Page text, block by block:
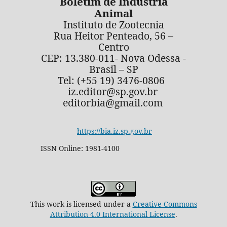
Animal
Instituto de Zootecnia
Rua Heitor Penteado, 56 –
Centro
CEP: 13.380-011- Nova Odessa -
Brasil – SP
Tel: (+55 19) 3476-0806
iz.editor@sp.gov.br
editorbia@gmail.com
https://bia.iz.sp.gov.br
ISSN Online: 1981-4100
This work is licensed under a Creative Commons
Attribution 4.0 International License.